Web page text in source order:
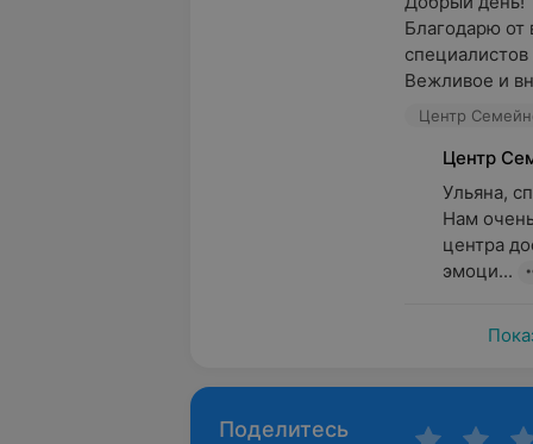
Благодарю от
Вежливое и
Центр
Центр
Ульяна,
Нам
центра
эмоци...
Поделитесь